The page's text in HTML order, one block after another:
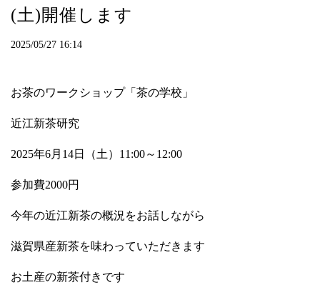
(土)開催します
2025/05/27 16:14
お茶のワークショップ「茶の学校」
近江新茶研究
2025年6月14日（土）11:00～12:00
参加費2000円
今年の近江新茶の概況をお話しながら
滋賀県産新茶を味わっていただきます
お土産の新茶付きです